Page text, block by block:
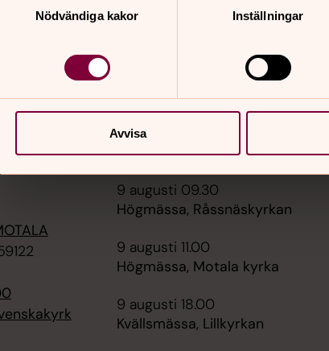
Nödvändiga kakor
Inställningar
Avvisa
Kalender
9 augusti 09.30
Högmässa, Råssnäskyrkan
9 augusti 11.00
Högmässa, Motala kyrka
9 augusti 18.00
Kvällsmässa, Lillkyrkan